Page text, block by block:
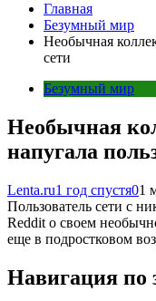
Главная
Безумный мир
Необычная
сети
Безумный мир
Необычная
напугала
Lenta.ru1 год спустя01
Пользователь сети с
Reddit о своем
еще в подростковом
Навигация по